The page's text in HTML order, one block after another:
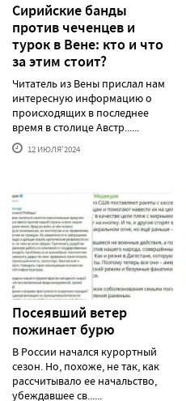
Сирийские банды
против чеченцев и
турок в Вене: кто и что
за этим стоит?
Читатель из Вены прислал нам
интересную информацию о
происходящих в последнее
время в столице Австр......
12 ИЮЛЯ'2024
Посеявший ветер
пожинает бурю
В России начался курортный
сезон. Но, похоже, не так, как
рассчитывало ее начальство,
убеждавшее св......